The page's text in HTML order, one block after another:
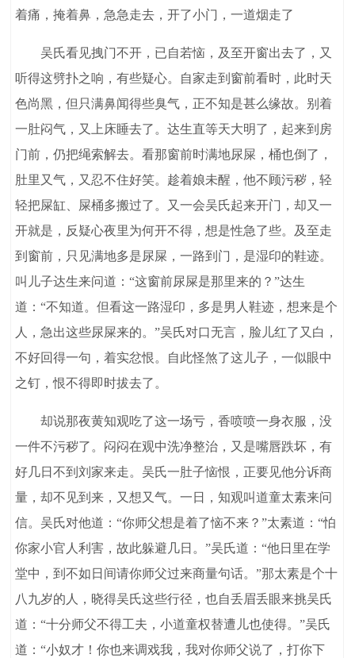
着痛，掩着鼻，急急走去，开了小门，一道烟走了
吴氏看见拽门不开，已自若恼，及至开窗出去了，又
听得这劈扑之响，有些疑心。自家走到窗前看时，此时天
色尚黑，但只满鼻闻得些臭气，正不知是甚么缘故。别着
一肚闷气，又上床睡去了。达生直等天大明了，起来到房
门前，仍把绳索解去。看那窗前时满地尿屎，桶也倒了，
肚里又气，又忍不住好笑。趁着娘未醒，他不顾污秽，轻
轻把屎缸、屎桶多搬过了。又一会吴氏起来开门，却又一
开就是，反疑心夜里为何开不得，想是性急了些。及至走
到窗前，只见满地多是尿屎，一路到门，是湿印的鞋迹。
叫儿子达生来问道：“这窗前尿屎是那里来的？”达生
道：“不知道。但看这一路湿印，多是男人鞋迹，想来是个
人，急出这些尿屎来的。”吴氏对口无言，脸儿红了又白，
不好回得一句，着实忿恨。自此怪煞了这儿子，一似眼中
之钉，恨不得即时拔去了。
却说那夜黄知观吃了这一场亏，香喷喷一身衣服，没
一件不污秽了。闷闷在观中洗净整治，又是嘴唇跌坏，有
好几日不到刘家来走。吴氏一肚子恼恨，正要见他分诉商
量，却不见到来，又想又气。一日，知观叫道童太素来问
信。吴氏对他道：“你师父想是着了恼不来？”太素道：“怕
你家小官人利害，故此躲避几日。”吴氏道：“他日里在学
堂中，到不如日间请你师父过来商量句话。”那太素是个十
八九岁的人，晓得吴氏这些行径，也自丢眉丢眼来挑吴氏
道：“十分师父不得工夫，小道童权替遭儿也使得。”吴氏
道：“小奴才！你也来调戏我，我对你师父说了，打你下